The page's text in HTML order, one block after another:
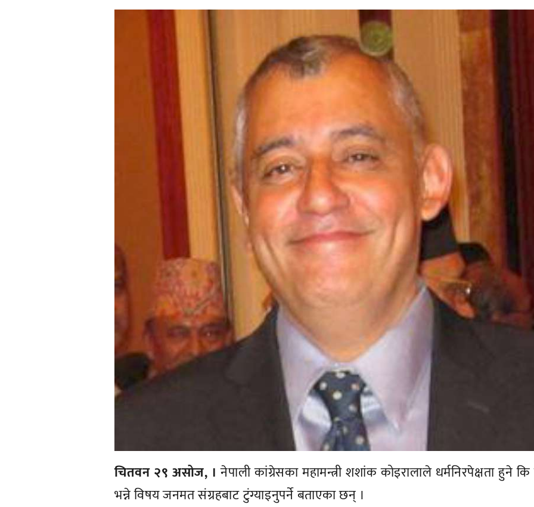
चितवन २९ असोज, । नेपाली कांग्रेसका महामन्त्री शशांक कोइरालाले धर्मनिरपेक्षता हुने
भन्ने विषय जनमत संग्रहबाट टुंग्याइनुपर्ने बताएका छन् ।